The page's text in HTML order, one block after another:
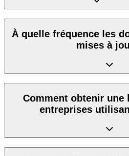
À quelle fréquence les
mises à
Comment obtenir une
entreprises